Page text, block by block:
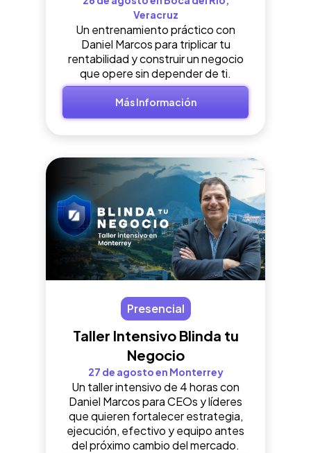
Veracruz
Un entrenamiento práctico con
Daniel Marcos para triplicar tu
rentabilidad y construir un negocio
que opere sin depender de ti.
Más Información
Presencial
Taller Intensivo Blinda tu
Negocio
27 de agosto en Monterrey
Un taller intensivo de 4 horas con
Daniel Marcos para CEOs y líderes
que quieren fortalecer estrategia,
ejecución, efectivo y equipo antes
del próximo cambio del mercado.